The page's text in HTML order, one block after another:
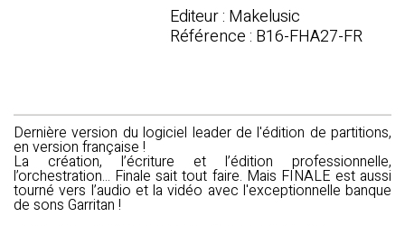
Editeur : Makelusic
Référence : B16-FHA27-FR
Dernière version du logiciel leader de l'édition de partitions,
en version française !
La création, l’écriture et l’édition professionnelle,
l’orchestration... Finale sait tout faire. Mais FINALE est aussi
tourné vers l’audio et la vidéo avec l'exceptionnelle banque
de sons Garritan !